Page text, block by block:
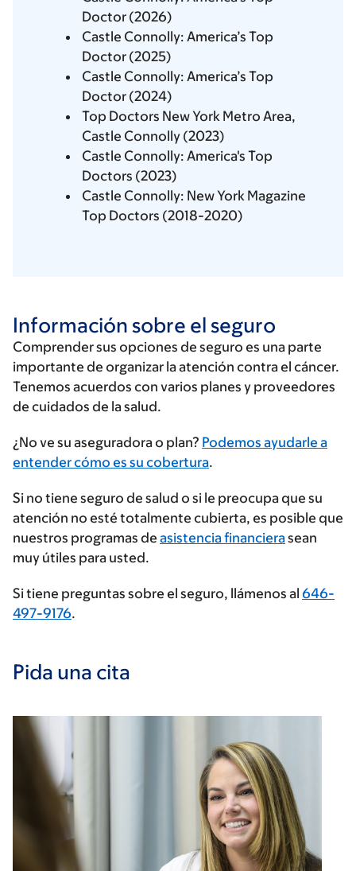
Doctor (2026)
Castle Connolly: America’s Top
Doctor (2025)
Castle Connolly: America’s Top
Doctor (2024)
Top Doctors New York Metro Area,
Castle Connolly (2023)
Castle Connolly: America's Top
Doctors (2023)
Castle Connolly: New York Magazine
Top Doctors (2018-2020)
Información sobre el seguro
Comprender sus opciones de seguro es una parte
importante de organizar la atención contra el cáncer.
Tenemos acuerdos con varios planes y proveedores
de cuidados de la salud.
Ingrese
su
de
seguros
¿No ve su aseguradora o plan? Podemos ayudarle a
entender cómo es su cobertura.
Si no tiene seguro de salud o si le preocupa que su
atención no esté totalmente cubierta, es posible que
nuestros programas de asistencia financierasean
muy útiles para usted.
Si tiene preguntas sobre el seguro, llámenos al 646-
497-9176.
Pida una cita